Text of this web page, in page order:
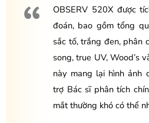
OBSERV 520X được
đoán, bao gồm tổng
sắc tố, trắng đen, phân
song, true UV, Wood’s
này mang lại hình ảnh
trợ Bác sĩ phân tích
mắt thường khó có thể